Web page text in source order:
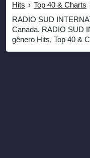
Hits › Top 40 & Charts
RADIO SUD
Canada. RADIO SUD
gênero Hits, Top 40 &